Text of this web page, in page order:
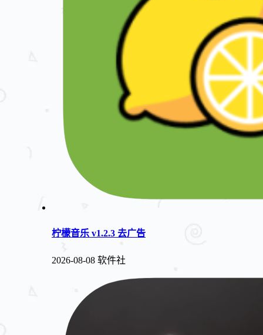
柠檬音乐 v1.2.3 去广告
2026-08-08 软件社